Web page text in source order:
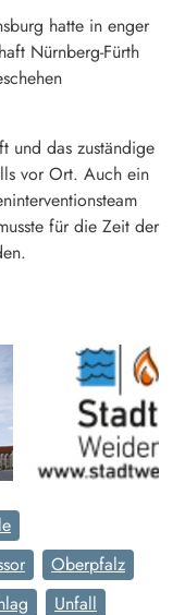
hatte in enger
Nürnberg-Fürth
und das zuständige
vor Ort. Auch ein
für die Zeit der
Oberpfalz
Unfall